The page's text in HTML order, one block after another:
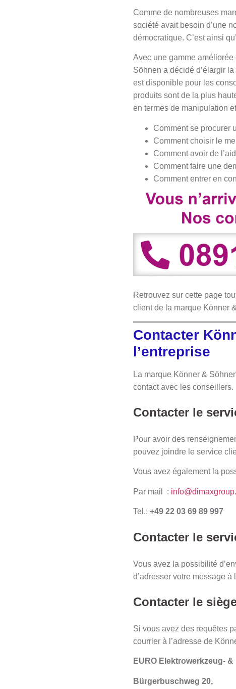
Comme de nombreuses
société avait besoin d’une
démocratique. C’est ainsi
Avec une gamme
Söhnen a décidé d’élargir
est disponible pour les
produits sont de la plus
en termes de manipulation
Comment se procurer
Comment choisir le
Comment avoir de
Comment faire une
Comment entrer en
Retrouvez sur cette page
client de la marque Könner
Contacter
l’entreprise
La marque Könner &
contact avec les conseillers.
Contacter le
Pour avoir des
pouvez joindre le service
Vous avez également la
Par mail :
Tel.: +49 22 03 69 89 997
Contacter le
Vous avez la possibilité
d’adresser votre message à
Contacter le
Si vous avez des requêtes
courrier à l’adresse de
EURO Elektrowerkzeug-
Bürgerbuschweg 20,